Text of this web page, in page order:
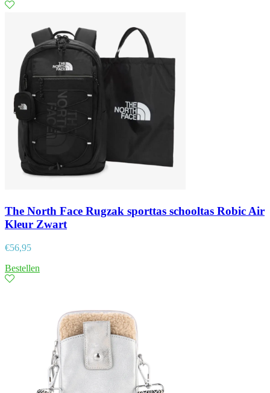
The North Face Rugzak sporttas schooltas Robic Air
Kleur Zwart
€56,95
Bestellen